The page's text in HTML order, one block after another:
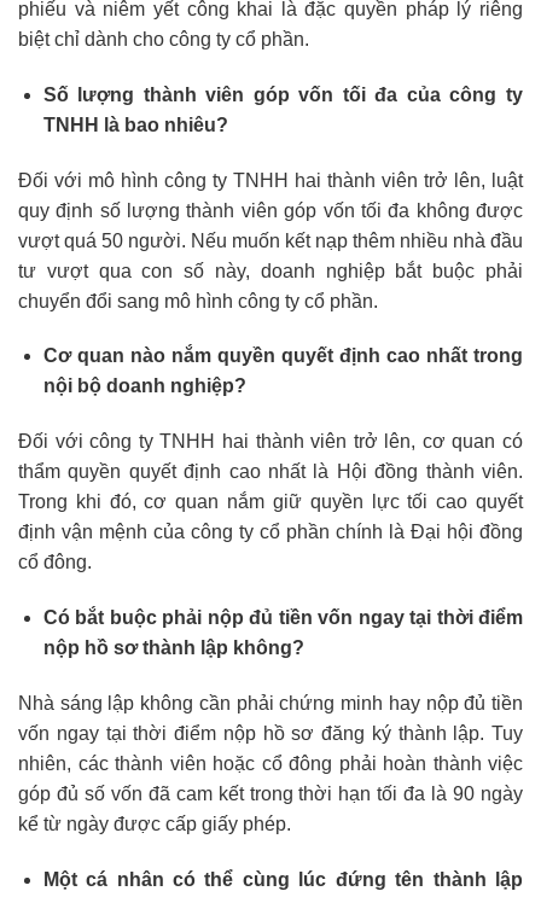
phiếu và niêm yết công khai là đặc quyền pháp lý riêng
biệt chỉ dành cho công ty cổ phần.
Số lượng thành viên góp vốn tối đa của công ty
TNHH là bao nhiêu?
Đối với mô hình công ty TNHH hai thành viên trở lên, luật
quy định số lượng thành viên góp vốn tối đa không được
vượt quá 50 người. Nếu muốn kết nạp thêm nhiều nhà đầu
tư vượt qua con số này, doanh nghiệp bắt buộc phải
chuyển đổi sang mô hình công ty cổ phần.
Cơ quan nào nắm quyền quyết định cao nhất trong
nội bộ doanh nghiệp?
Đối với công ty TNHH hai thành viên trở lên, cơ quan có
thẩm quyền quyết định cao nhất là Hội đồng thành viên.
Trong khi đó, cơ quan nắm giữ quyền lực tối cao quyết
định vận mệnh của công ty cổ phần chính là Đại hội đồng
cổ đông.
Có bắt buộc phải nộp đủ tiền vốn ngay tại thời điểm
nộp hồ sơ thành lập không?
Nhà sáng lập không cần phải chứng minh hay nộp đủ tiền
vốn ngay tại thời điểm nộp hồ sơ đăng ký thành lập. Tuy
nhiên, các thành viên hoặc cổ đông phải hoàn thành việc
góp đủ số vốn đã cam kết trong thời hạn tối đa là 90 ngày
kể từ ngày được cấp giấy phép.
Một cá nhân có thể cùng lúc đứng tên thành lập